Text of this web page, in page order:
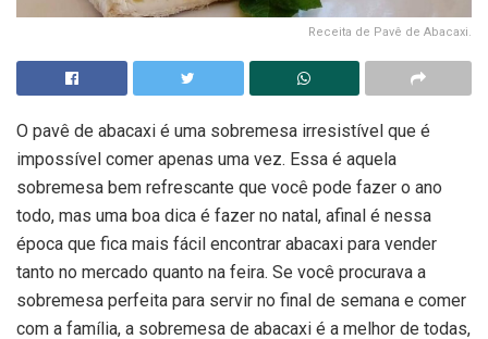
Receita de Pavê de Abacaxi.
O pavê de abacaxi é uma sobremesa irresistível que é
impossível comer apenas uma vez. Essa é aquela
sobremesa bem refrescante que você pode fazer o ano
todo, mas uma boa dica é fazer no natal, afinal é nessa
época que fica mais fácil encontrar abacaxi para vender
tanto no mercado quanto na feira. Se você procurava a
sobremesa perfeita para servir no final de semana e comer
com a família, a sobremesa de abacaxi é a melhor de todas,